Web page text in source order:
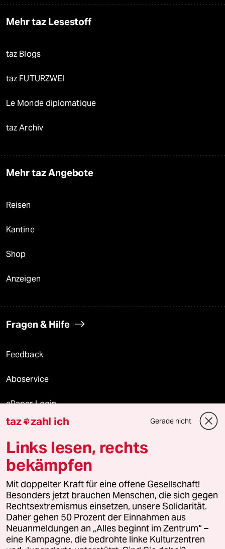
Mehr taz Lesestoff
taz Blogs
taz FUTURZWEI
Le Monde diplomatique
taz Archiv
Mehr taz Angebote
Reisen
Kantine
Shop
Anzeigen
Fragen & Hilfe
Feedback
Aboservice
ePaper Login
Downloads für Abonnierende
© 2026 taz Verlags und Vertriebs GmbH
Alle Rechte vorbehalten. Bei rechtlichen Fragen oder für Genehmigungen
wenden Sie sich bitte an lizenzen@taz.de
Feedback Redaktionsstatut Kommune-Richtlinien
Leitlinie Informant Datenschutz Impressum AGB
taz zahl ich Gerade nicht
Links lesen, rechts
bekämpfen
Mit doppelter Kraft für eine offene Gesellschaft!
Besonders jetzt brauchen Menschen, die sich gegen
Rechtsextremismus einsetzen, unsere Solidarität.
Daher gehen 50 Prozent der Einnahmen aus
Neuanmeldungen an „Alles beginnt im Zentrum“ –
eine Kampagne, die bedrohte linke Kulturzentren